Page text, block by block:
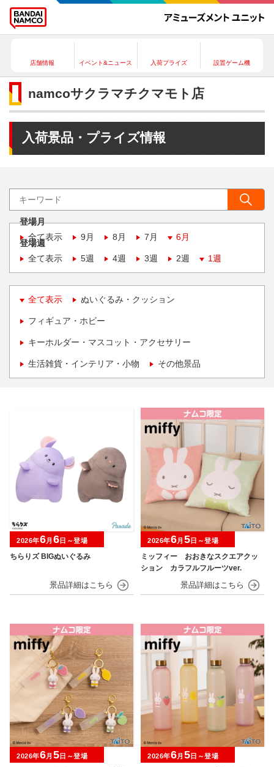
店舗情報 イベント&ニュース 入荷プライズ 設置ゲーム機
namcoサクラマチクマモト店
入荷景品・プライズ情報
登場月
全て表示
9月 8月 7月 6月
登場週
全て表示
5週 4週 3週 2週 1週
全て表示 ぬいぐるみ・クッション
フィギュア・ホビー
キーホルダー・マスコット・アクセサリー
生活雑貨・インテリア・小物 その他景品
ちらりズ BIGぬいぐるみ
2026年6月 6日～登場
ミッフィー おおきなスクエアクッ
ション カラフルフルーツver.
2026年6月 5日～登場
2026年6月 5日～登場 2026年6月 5日～登場